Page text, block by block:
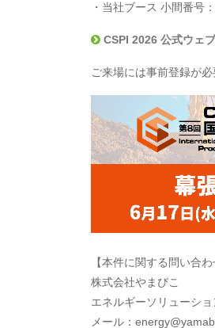
・当社ブース 小間番号
CSPI 2026 公式ウェ
ご来場には事前登録が
【本件に関する問い合わ
株式会社やまびこ
エネルギーソリューシ
メール：